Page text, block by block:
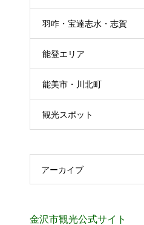
羽咋・宝達志水・志賀
能登エリア
能美市・川北町
観光スポット
アーカイブ
金沢市観光公式サイト